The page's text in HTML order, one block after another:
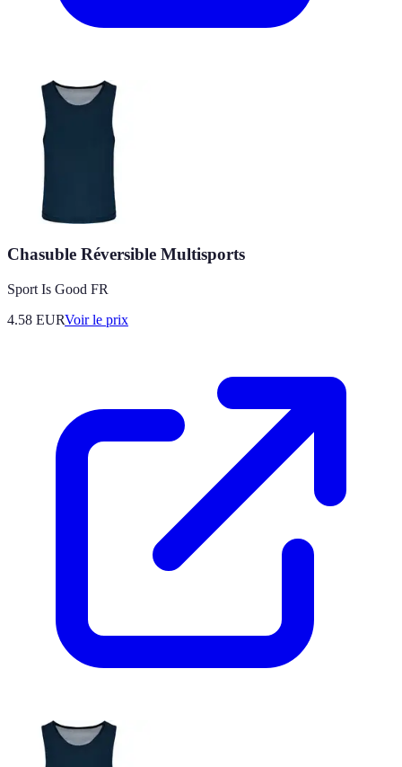
Chasuble Réversible Multisports
Sport Is Good FR
4.58 EURVoir le prix